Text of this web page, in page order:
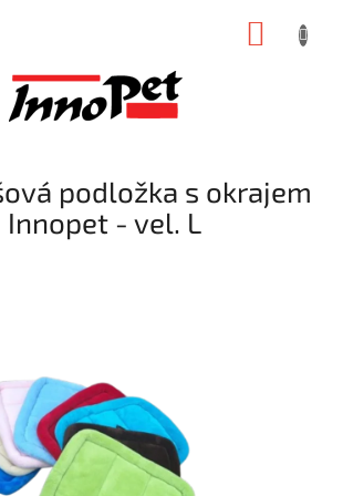
podložka s okrajem
- vel. L